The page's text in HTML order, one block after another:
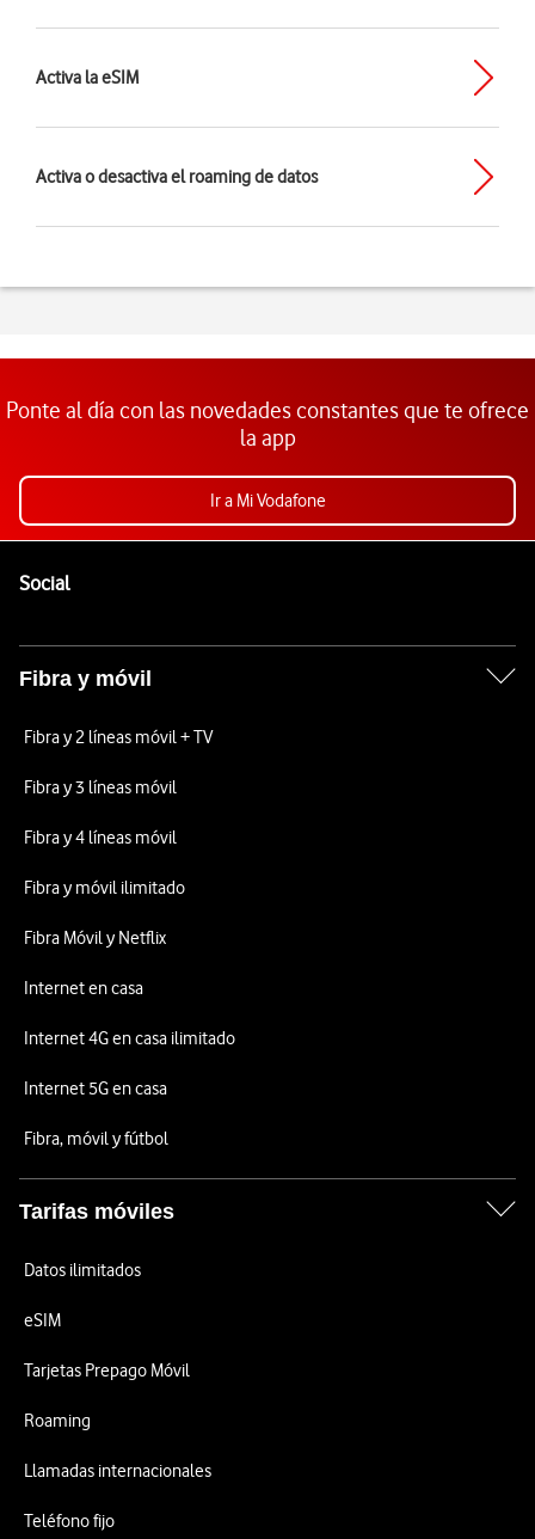
Activa la eSIM
Activa o desactiva el roaming de datos
Ponte al día con las novedades constantes que te ofrece
la app
Ir a Mi Vodafone
SocialEnlaces a las redes sociales de Vodafone
Fibra y móvil
Fibra y 2 líneas móvil + TV
Fibra y 3 líneas móvil
Fibra y 4 líneas móvil
Fibra y móvil ilimitado
Fibra Móvil y Netflix
Internet en casa
Internet 4G en casa ilimitado
Internet 5G en casa
Fibra, móvil y fútbol
Tarifas móviles
Datos ilimitados
eSIM
Tarjetas Prepago Móvil
Roaming
Llamadas internacionales
Teléfono fijo